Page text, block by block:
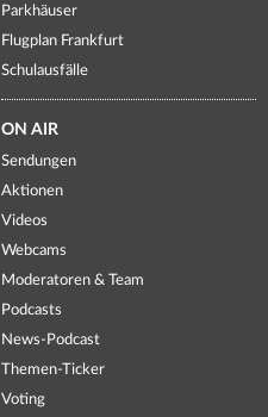
Parkhäuser
Flugplan Frankfurt
Schulausfälle
ON AIR
Sendungen
Aktionen
Videos
Webcams
Moderatoren & Team
Podcasts
News-Podcast
Themen-Ticker
Voting